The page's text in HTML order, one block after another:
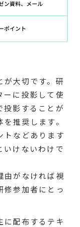
が大切です。研
ーに投影して使
投影することが
推奨します。
トなどあります
いけないわけで
由がなければ視
修参加者にとっ
に配布するテキ